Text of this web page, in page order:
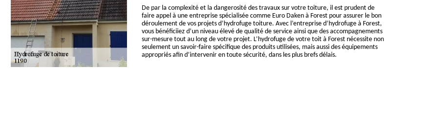
De par la complexité et la dangerosité des travaux sur votre toiture, il est prudent de
faire appel à une entreprise spécialisée comme Euro Daken à Forest pour assurer le bon
déroulement de vos projets d’hydrofuge toiture. Avec l’entreprise d’hydrofuge à Forest,
vous bénéficiiez d’un niveau élevé de qualité de service ainsi que des accompagnements
sur-mesure tout au long de votre projet. L’hydrofuge de votre toit à Forest nécessite non
seulement un savoir-faire spécifique des produits utilisées, mais aussi des équipements
appropriés afin d’intervenir en toute sécurité, dans les plus brefs délais.